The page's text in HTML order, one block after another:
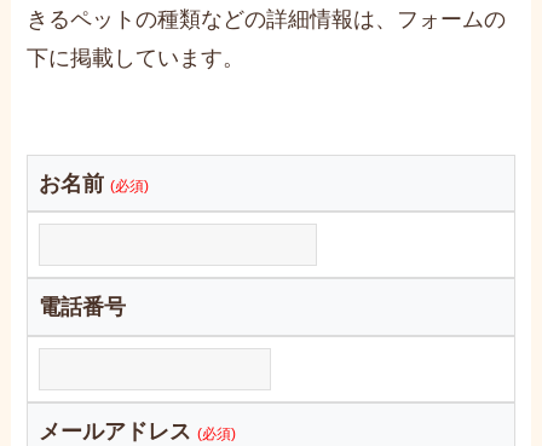
きるペットの種類などの詳細情報は、フォームの
下に掲載しています。
お名前 (必須)
電話番号
メールアドレス (必須)